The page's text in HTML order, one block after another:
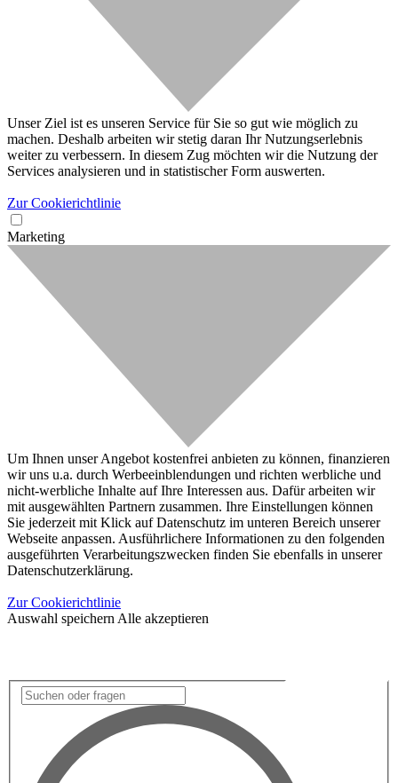
Unser Ziel ist es unseren Service für Sie so gut wie möglich zu
machen. Deshalb arbeiten wir stetig daran Ihr Nutzungserlebnis
weiter zu verbessern. In diesem Zug möchten wir die Nutzung der
Services analysieren und in statistischer Form auswerten.
Zur Cookierichtlinie
Marketing
Um Ihnen unser Angebot kostenfrei anbieten zu können, finanzieren
wir uns u.a. durch Werbeeinblendungen und richten werbliche und
nicht-werbliche Inhalte auf Ihre Interessen aus. Dafür arbeiten wir
mit ausgewählten Partnern zusammen. Ihre Einstellungen können
Sie jederzeit mit Klick auf Datenschutz im unteren Bereich unserer
Webseite anpassen. Ausführlichere Informationen zu den folgenden
ausgeführten Verarbeitungszwecken finden Sie ebenfalls in unserer
Datenschutzerklärung.
Zur Cookierichtlinie
Auswahl speichern Alle akzeptieren